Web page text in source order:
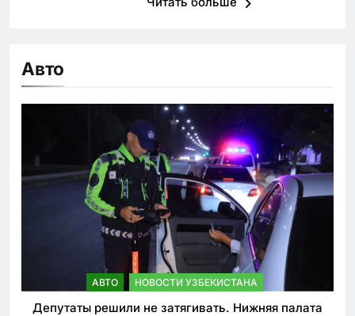
Авто
АВТО НОВОСТИ УЗБЕКИСТАНА
Депутаты решили не затягивать. Нижняя палата